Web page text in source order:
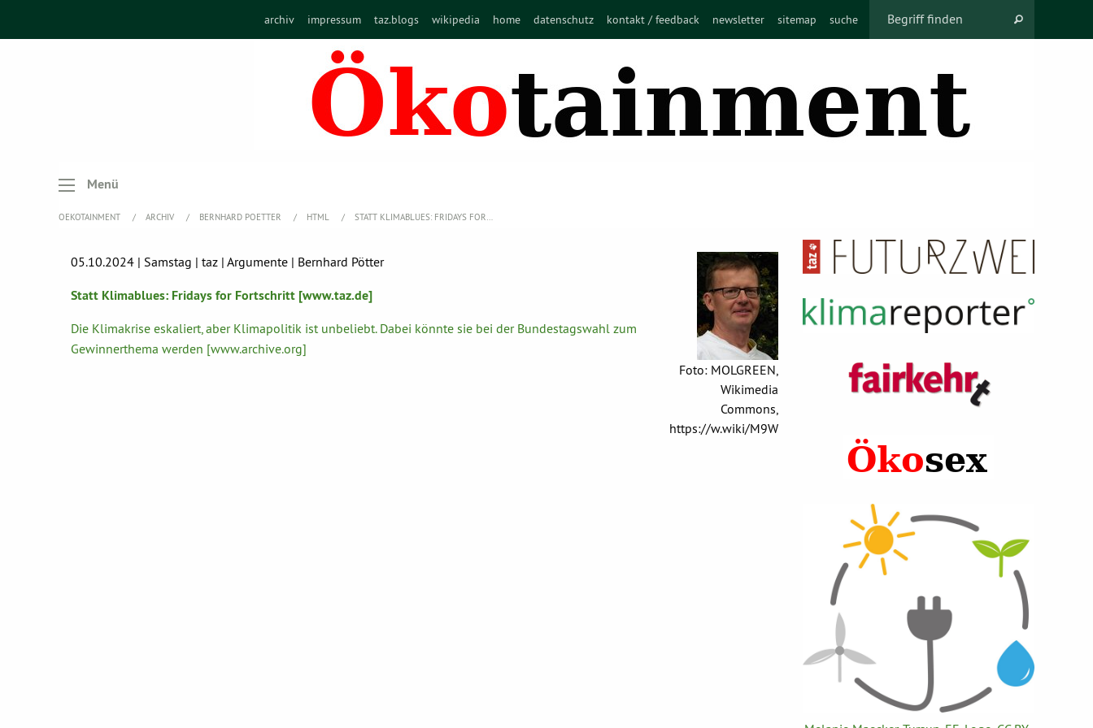
archiv impressum taz.blogs wikipedia home datenschutz kontakt / feedback newsletter sitemap suche
Menü
OEKOTAINMENT ARCHIV BERNHARD POETTER HTML STATT KLIMABLUES: FRIDAYS FOR…
Foto: MOLGREEN,
Wikimedia
Commons,
https://w.wiki/M9W
05.10.2024 | Samstag | taz | Argumente | Bernhard Pötter
Statt Klimablues: Fridays for Fortschritt [www.taz.de]
Die Klimakrise eskaliert, aber Klimapolitik ist unbeliebt. Dabei könnte sie bei der Bundestagswahl zum
Gewinnerthema werden [www.archive.org]